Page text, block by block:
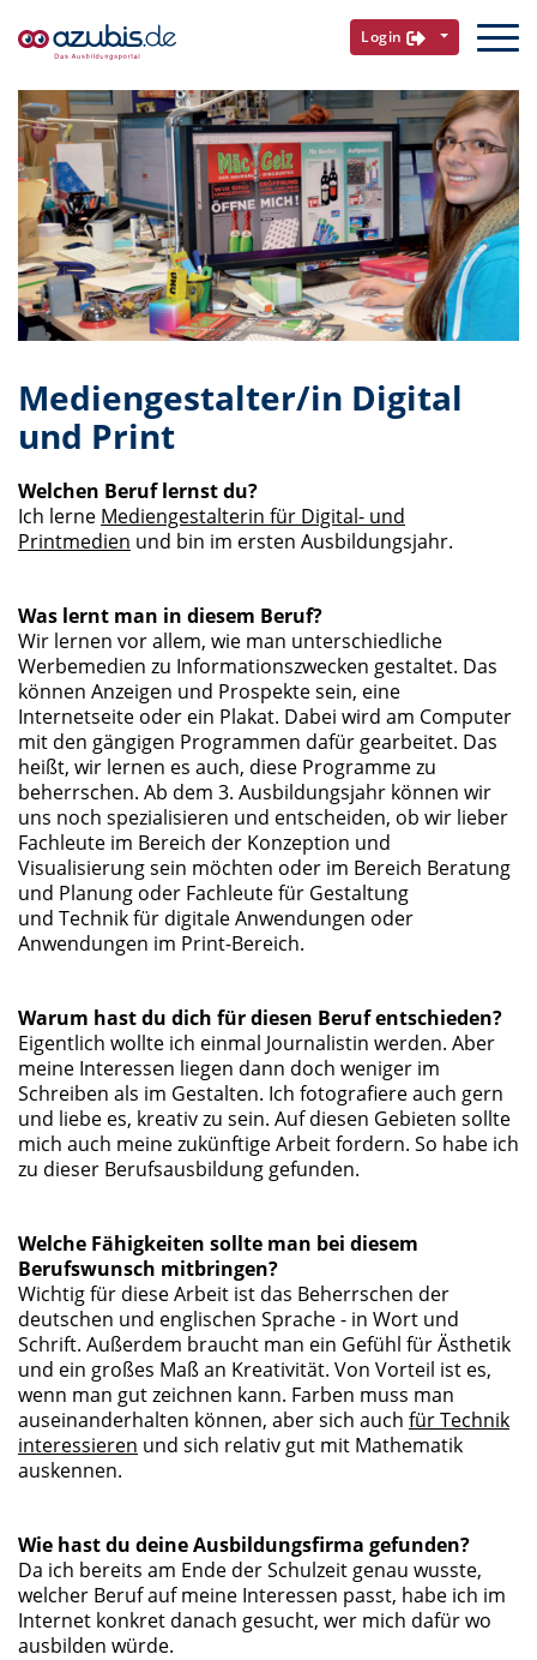
Login
Mediengestalter/in Digital
und Print
Welchen Beruf lernst du?
Ich lerne Mediengestalterin für Digital- und
Printmedien und bin im ersten Ausbildungsjahr.
Was lernt man in diesem Beruf?
Wir lernen vor allem, wie man unterschiedliche
Werbemedien zu Informationszwecken gestaltet. Das
können Anzeigen und Prospekte sein, eine
Internetseite oder ein Plakat. Dabei wird am Computer
mit den gängigen Programmen dafür gearbeitet. Das
heißt, wir lernen es auch, diese Programme zu
beherrschen. Ab dem 3. Ausbildungsjahr können wir
uns noch spezialisieren und entscheiden, ob wir lieber
Fachleute im Bereich der Konzeption und
Visualisierung sein möchten oder im Bereich Beratung
und Planung oder Fachleute für Gestaltung
und Technik für digitale Anwendungen oder
Anwendungen im Print-Bereich.
Warum hast du dich für diesen Beruf entschieden?
Eigentlich wollte ich einmal Journalistin werden. Aber
meine Interessen liegen dann doch weniger im
Schreiben als im Gestalten. Ich fotografiere auch gern
und liebe es, kreativ zu sein. Auf diesen Gebieten sollte
mich auch meine zukünftige Arbeit fordern. So habe ich
zu dieser Berufsausbildung gefunden.
Welche Fähigkeiten sollte man bei diesem
Berufswunsch mitbringen?
Wichtig für diese Arbeit ist das Beherrschen der
deutschen und englischen Sprache - in Wort und
Schrift. Außerdem braucht man ein Gefühl für Ästhetik
und ein großes Maß an Kreativität. Von Vorteil ist es,
wenn man gut zeichnen kann. Farben muss man
auseinanderhalten können, aber sich auch für Technik
interessieren und sich relativ gut mit Mathematik
auskennen.
Wie hast du deine Ausbildungsfirma gefunden?
Da ich bereits am Ende der Schulzeit genau wusste,
welcher Beruf auf meine Interessen passt, habe ich im
Internet konkret danach gesucht, wer mich dafür wo
ausbilden würde.